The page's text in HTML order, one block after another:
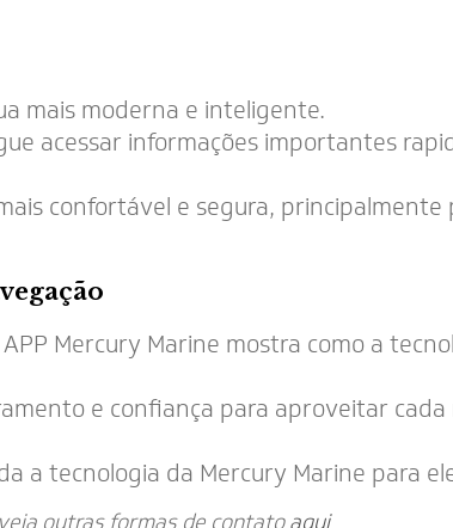
mais moderna e inteligente.
acessar informações importantes
confortável e segura,
Mercury Marine mostra como a
e confiança para aproveitar
a tecnologia da Mercury Marine para
outras formas de contatoaqui